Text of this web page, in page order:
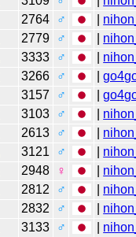
2764 ♂
2779 ♂
3333 ♂
3266 ♂ |
3157 ♂ |
3103 ♂
2613 ♂
3121 ♂
2948 ♀
2812 ♂
2832 ♂
3133 ♂